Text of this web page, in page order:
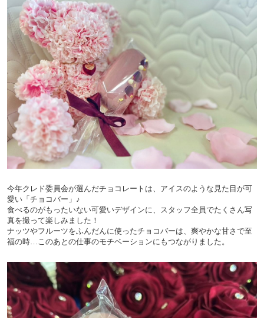
今年クレド委員会が選んだチョコレートは、アイスのような見た目が可
愛い「チョコバー」♪
食べるのがもったいない可愛いデザインに、スタッフ全員でたくさん写
真を撮って楽しみました！
ナッツやフルーツをふんだんに使ったチョコバーは、爽やかな甘さで至
福の時…このあとの仕事のモチベーションにもつながりました。